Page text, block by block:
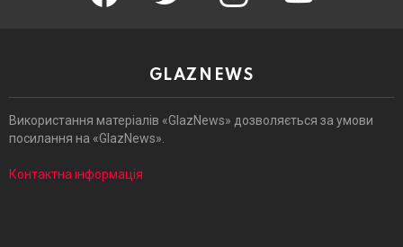
GLAZNEWS
Використання матеріалів «GlazNews» дозволяється за умови
посилання на «GlazNews».
Контактна інформація